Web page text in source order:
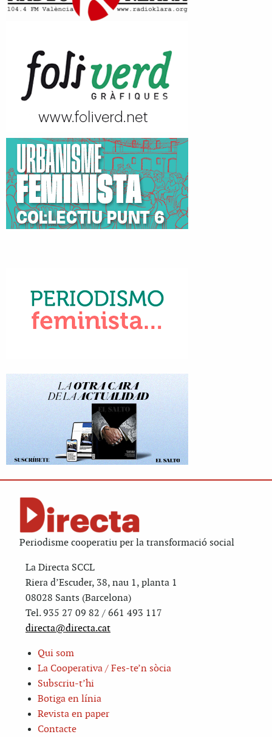
Periodisme cooperatiu per la transformació social
La Directa SCCL
Riera d’Escuder, 38, nau 1, planta 1
08028 Sants (Barcelona)
Tel. 935 27 09 82 / 661 493 117
directa@directa.cat
Qui som
La Cooperativa / Fes-te’n sòcia
Subscriu-t’hi
Botiga en línia
Revista en paper
Contacte